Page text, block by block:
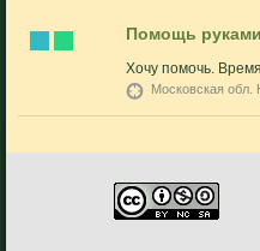
Помощь
Хочу помочь.
Московская обл.